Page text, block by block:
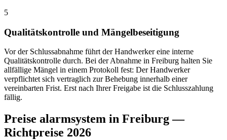
5
Qualitätskontrolle und Mängelbeseitigung
Vor der Schlussabnahme führt der Handwerker eine interne
Qualitätskontrolle durch. Bei der Abnahme in Freiburg halten Sie
allfällige Mängel in einem Protokoll fest: Der Handwerker
verpflichtet sich vertraglich zur Behebung innerhalb einer
vereinbarten Frist. Erst nach Ihrer Freigabe ist die Schlusszahlung
fällig.
Preise alarmsystem in Freiburg —
Richtpreise 2026